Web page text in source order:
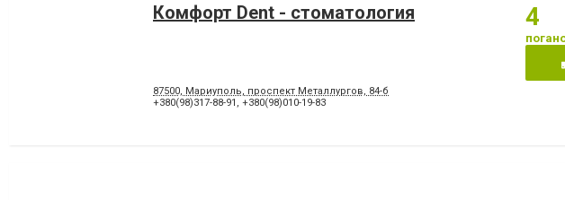
Комфорт Dent - стоматология
87500, Мариуполь, проспект Металлургов, 84-б
+380(98)317-88-91 , +380(98)010-19-83
4